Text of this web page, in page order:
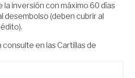
inversión con máximo 60 días
desembolso (deben cubrir al
en las Cartillas de